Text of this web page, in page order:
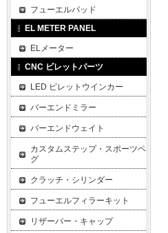
フューエルパッド
EL METER PANEL
ELメーター
CNC ビレットパーツ
LED ビレットウインカー
バーエンドミラー
バーエンドウェイト
カスタムステップ・スポーツペ
グ
クラッチ・シリンダー
フューエルフィラーキット
リザーバー・キャップ